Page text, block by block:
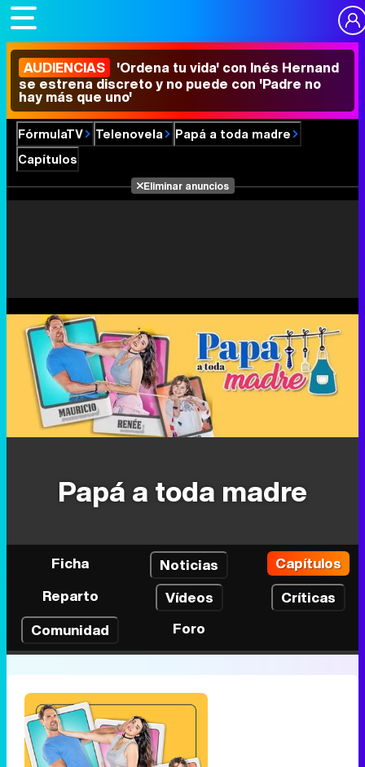
AUDIENCIAS 'Ordena tu vida' con Inés Hernand
se estrena discreto y no puede con 'Padre no
hay más que uno'
FórmulaTV Telenovela
Papá a toda madre
Capítulos
Eliminar anuncios
Papá a toda madre
Ficha Noticias
Capítulos
Reparto
Vídeos
Críticas
Comunidad
Foro